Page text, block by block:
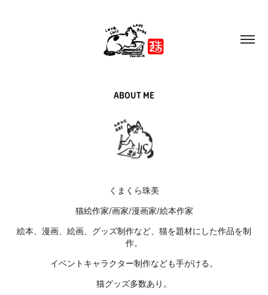
ABOUT ME
くまくら珠美
猫絵作家/画家/漫画家/絵本作家
絵本、漫画、絵画、グッズ制作など、猫を題材にした作品を制
作。
イベントキャラクター制作なども手がける。
猫グッズ多数あり。